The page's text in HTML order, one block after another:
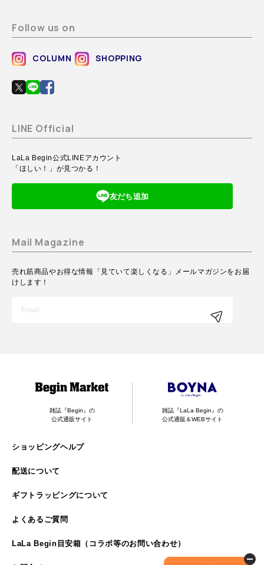
Follow us on
COLUMN SHOPPING
LINE Official
LaLa Begin公式LINEアカウント
「ほしい！」が見つかる！
友だち追加
Mail Magazine
売れ筋商品やお得な情報「見ていて楽しくなる」メールマガジンをお届
けします！
雑誌『Begin』の
公式通販サイト
雑誌『LaLa Begin』の
公式通販＆WEBサイト
ショッピングヘルプ
配送について
ギフトラッピングについて
よくあるご質問
LaLa Begin目安箱（コラボ等のお問い合わせ）